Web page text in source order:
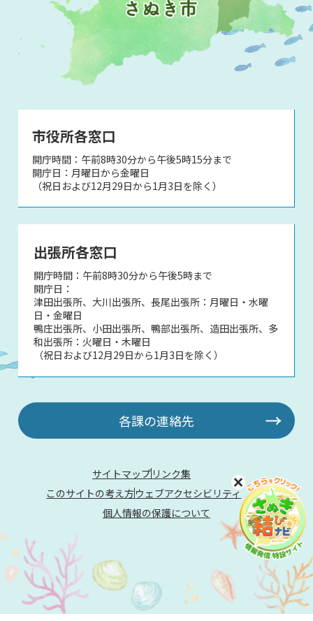
市役所各窓口
開庁時間：午前8時30分から午後5時15分まで
開庁日：月曜日から金曜日
（祝日および12月29日から1月3日を除く）
出張所各窓口
開庁時間：午前8時30分から午後5時まで
開庁日：
津田出張所、大川出張所、長尾出張所：月曜日・水曜
日・金曜日
鴨庄出張所、小田出張所、鴨部出張所、造田出張所、多
和出張所：火曜日・木曜日
（祝日および12月29日から1月3日を除く）
各課の連絡先
サイトマップ リンク集
このサイトの考え方ウェブアクセシビリティ
個人情報の保護について